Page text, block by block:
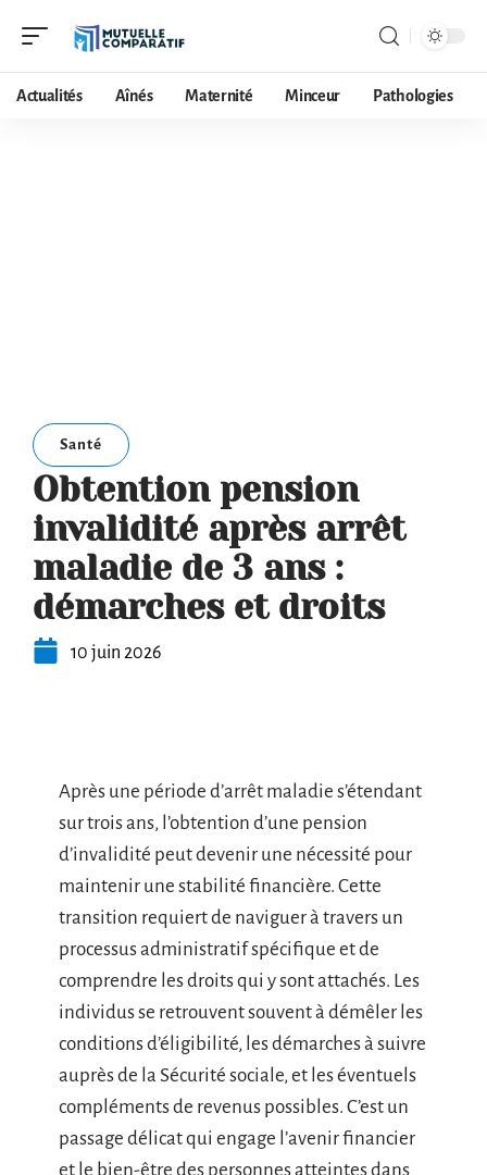
Actualités Aînés Maternité Minceur Pathologies
Santé
Obtention pension
invalidité après arrêt
maladie de 3 ans :
démarches et droits
10 juin 2026
Après une période d’arrêt maladie s’étendant
sur trois ans, l’obtention d’une pension
d’invalidité peut devenir une nécessité pour
maintenir une stabilité financière. Cette
transition requiert de naviguer à travers un
processus administratif spécifique et de
comprendre les droits qui y sont attachés. Les
individus se retrouvent souvent à démêler les
conditions d’éligibilité, les démarches à suivre
auprès de la Sécurité sociale, et les éventuels
compléments de revenus possibles. C’est un
passage délicat qui engage l’avenir financier
et le bien-être des personnes atteintes dans